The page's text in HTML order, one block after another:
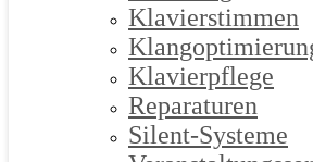
Klavierstimmen
Klavierpflege
Reparaturen
Silent-Systeme